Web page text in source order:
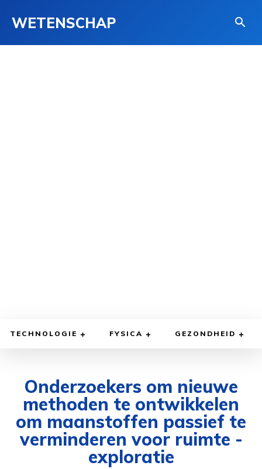
WETENSCHAP
TECHNOLOGIE FYSICA GEZONDHEID
Onderzoekers om nieuwe
methoden te ontwikkelen
om maanstoffen passief te
verminderen voor ruimte -
exploratie